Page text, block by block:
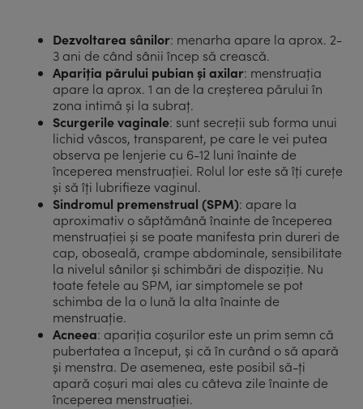
Dezvoltarea sânilor: menarha apare la aprox. 2-
3 ani de când sânii încep să crească.
Apariția părului pubian și axilar: menstruația
apare la aprox. 1 an de la creșterea părului în
zona intimă și la subraț.
Scurgerile vaginale: sunt secreții sub forma unui
lichid vâscos, transparent, pe care le vei putea
observa pe lenjerie cu 6-12 luni înainte de
începerea menstruației. Rolul lor este să îți curețe
și să îți lubrifieze vaginul.
Sindromul premenstrual (SPM): apare la
aproximativ o săptămână înainte de începerea
menstruației și se poate manifesta prin dureri de
cap, oboseală, crampe abdominale, sensibilitate
la nivelul sânilor și schimbări de dispoziție. Nu
toate fetele au SPM, iar simptomele se pot
schimba de la o lună la alta înainte de
menstruație.
Acneea: apariția coșurilor este un prim semn că
pubertatea a început, și că în curând o să apară
și menstra. De asemenea, este posibil să-ți
apară coșuri mai ales cu câteva zile înainte de
începerea menstruației.